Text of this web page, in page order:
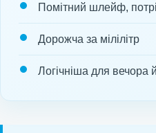
Помітний шлейф,
Дорожча за мілілітр
Логічніша для вечора